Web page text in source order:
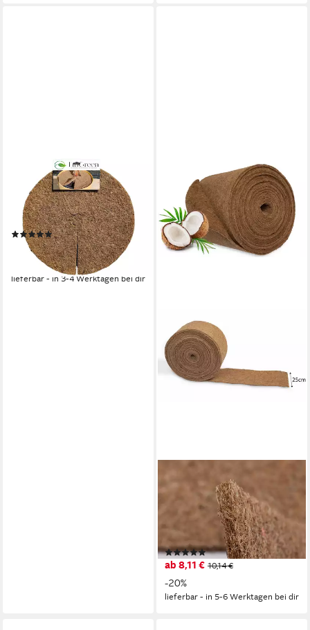
ERAGREEN
Kokosscheibe Kokosmatte
Winterschutz Topf-
Kübelpflanzen Frostschutz
(4)
ab 1,20 € UVP1,50 €
lieferbar - in 3-4 Werktagen bei dir
Kokosmatte Kokosfasern
Meterware
25cm/50cm/100cm 100%
biologisch abbaubar, 25cm x
1m
(2)
ab 8,11 € 10,14 €
-20%
lieferbar - in 5-6 Werktagen bei dir